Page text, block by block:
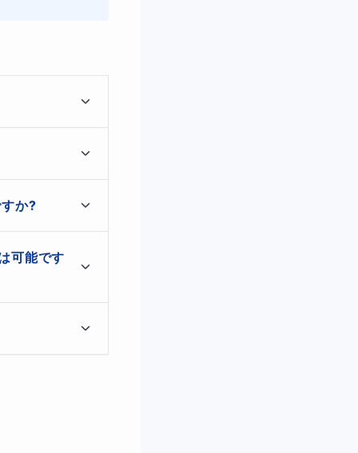
画を立てずにと
定しておりま
習していただ
か?
せていただき
のオプション
可能です
臨機応変に対
ございました